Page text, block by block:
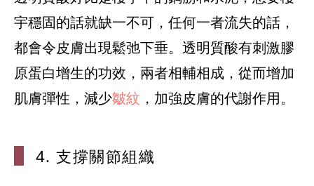
宇穩固的話就缺一不可，任何一者流失的話，
都會令皮膚出現鬆弛下垂。透明質酸有刺激膠
原蛋白增生的功效，兩者相輔相成，從而增加
肌膚彈性，減少皺紋
4. 支撐關節組織